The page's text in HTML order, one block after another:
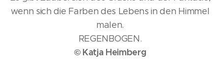
wenn sich die Farben des Lebens in den Himmel
malen.
REGENBOGEN.
© Katja Heimberg